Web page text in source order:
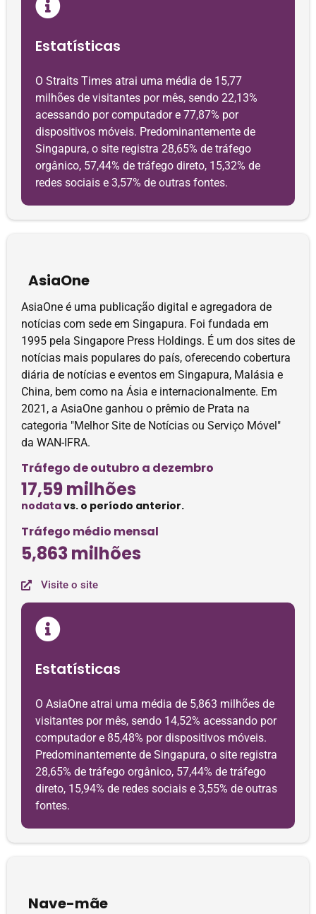
Estatísticas
O Straits Times atrai uma média de 15,77
milhões de visitantes por mês, sendo 22,13%
acessando por computador e 77,87% por
dispositivos móveis. Predominantemente de
Singapura, o site registra 28,65% de tráfego
orgânico, 57,44% de tráfego direto, 15,32% de
redes sociais e 3,57% de outras fontes.
AsiaOne
AsiaOne é uma publicação digital e agregadora de
notícias com sede em Singapura. Foi fundada em
1995 pela Singapore Press Holdings. É um dos sites de
notícias mais populares do país, oferecendo cobertura
diária de notícias e eventos em Singapura, Malásia e
China, bem como na Ásia e internacionalmente. Em
2021, a AsiaOne ganhou o prêmio de Prata na
categoria "Melhor Site de Notícias ou Serviço Móvel"
da WAN-IFRA.
Tráfego de outubro a dezembro
17,59 milhões
nodatavs. o período anterior.
Tráfego médio mensal
5,863 milhões
Visite o site
Estatísticas
O AsiaOne atrai uma média de 5,863 milhões de
visitantes por mês, sendo 14,52% acessando por
computador e 85,48% por dispositivos móveis.
Predominantemente de Singapura, o site registra
28,65% de tráfego orgânico, 57,44% de tráfego
direto, 15,94% de redes sociais e 3,55% de outras
fontes.
Nave-mãe